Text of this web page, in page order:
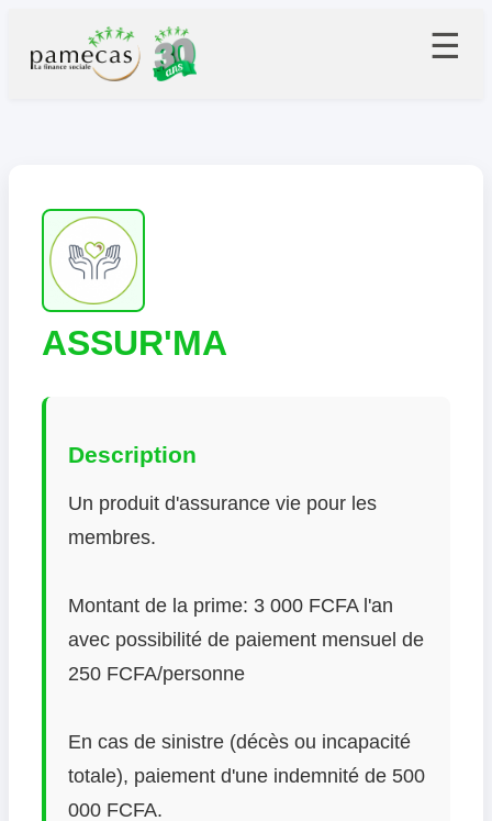
☰
ASSUR'MA
Description
Un produit d'assurance vie pour les
membres.
Montant de la prime: 3 000 FCFA l'an
avec possibilité de paiement mensuel de
250 FCFA/personne
En cas de sinistre (décès ou incapacité
totale), paiement d'une indemnité de 500
000 FCFA.